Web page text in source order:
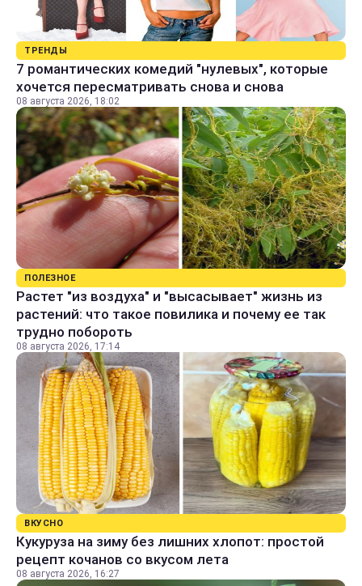
ТРЕНДЫ
7 романтических комедий "нулевых", которые
хочется пересматривать снова и снова
08 августа 2026, 18:02
ПОЛЕЗНОЕ
Растет "из воздуха" и "высасывает" жизнь из
растений: что такое повилика и почему ее так
трудно побороть
08 августа 2026, 17:14
ВКУСНО
Кукуруза на зиму без лишних хлопот: простой
рецепт кочанов со вкусом лета
08 августа 2026, 16:27